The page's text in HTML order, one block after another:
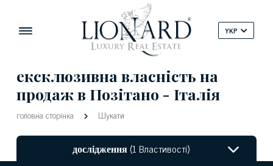
YKP
ексклюзивна власність на
продаж в Позітано - Італія
головна сторінка Шукати
дослідження(1 Властивості)